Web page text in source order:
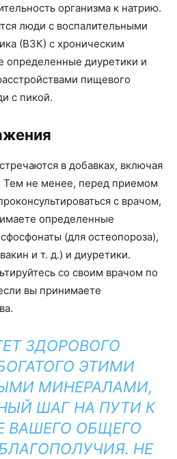
организма к натрию.
люди с воспалительными
(ВЗК) с хроническим
определенные диуретики и
пищевого
с пикой.
в добавках, включая
Тем не менее, перед приемом
с врачом,
определенные
(для остеопороза),
и т. д.) и диуретики.
со своим врачом по
вы принимаете
ЗДОРОВОГО
ЭТИМИ
МИНЕРАЛАМИ,
ШАГ НА ПУТИ К
ВАШЕГО ОБЩЕГО
НЕ